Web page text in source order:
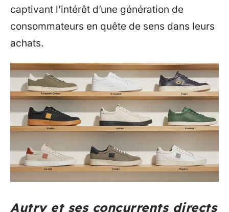
captivant l’intérêt d’une génération de
consommateurs en quête de sens dans leurs
achats.
Autry et ses concurrents directs